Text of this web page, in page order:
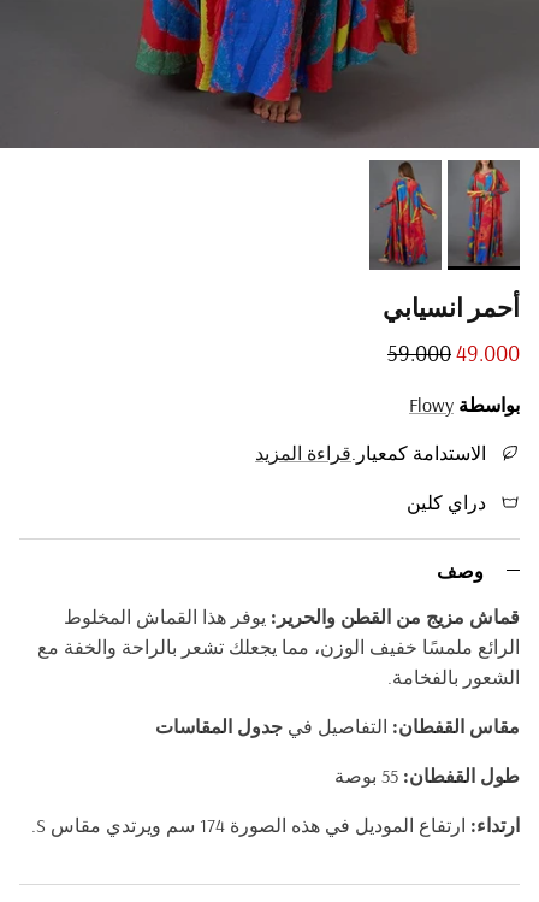
أحمر انسيابي
Sale price
49.000
Regular price
59.000
بواسطة Flowy
الاستدامة كمعيار.قراءة المزيد
دراي كلين
وصف
قماش مزيج من القطن والحرير: يوفر هذا القماش المخلوط
الرائع ملمسًا خفيف الوزن، مما يجعلك تشعر بالراحة والخفة مع
الشعور بالفخامة.
مقاس القفطان: التفاصيل في جدول المقاسات
طول القفطان: 55 بوصة
ارتداء: ارتفاع الموديل في هذه الصورة 174 سم ويرتدي مقاس S.